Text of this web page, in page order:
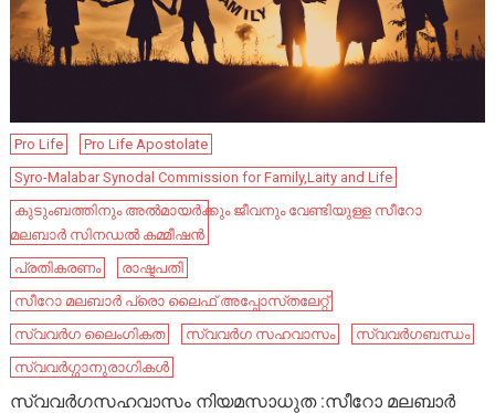
Pro Life
Pro Life Apostolate
Syro-Malabar Synodal Commission for Family,Laity and Life
കുടുംബത്തിനും അൽമായർക്കും ജീവനും വേണ്ടിയുള്ള സീറോ
മലബാർ സിനഡൽ കമ്മീഷൻ
പ്രതികരണം
രാഷ്ടപതി
സീറോ മലബാർ പ്രൊ ലൈഫ് അപ്പോസ്‌തലേറ്റ്
സ്വവർഗ ലൈംഗികത
സ്വവർഗ സഹവാസം
സ്വവർഗബന്ധം
സ്വവർഗ്ഗാനുരാഗികൾ
സ്വവർഗസഹവാസം നിയമസാധുത :സീറോ മലബാർ